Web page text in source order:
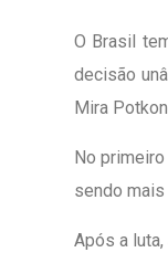
O Brasil
decisão
Mira
No
sendo
Após a